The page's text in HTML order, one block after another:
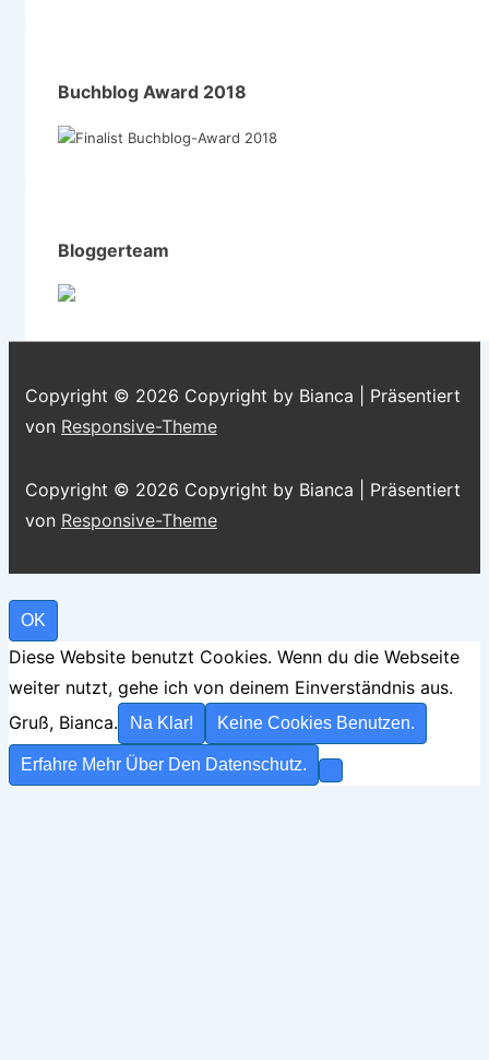
Buchblog Award 2018
Bloggerteam
Copyright © 2026 Copyright by Bianca
| Präsentiert
von Responsive-Theme
Copyright © 2026 Copyright by Bianca
| Präsentiert
von Responsive-Theme
OK
Diese Website benutzt Cookies. Wenn du die Webseite
weiter nutzt, gehe ich von deinem Einverständnis aus.
Gruß, Bianca.
Na Klar! Keine Cookies Benutzen.
Erfahre Mehr Über Den Datenschutz.